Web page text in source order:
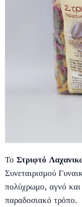
Το Στριφτό
Συνεταιρισμού
πολύχρωμο, αγνό και
παραδοσιακό τρόπο.